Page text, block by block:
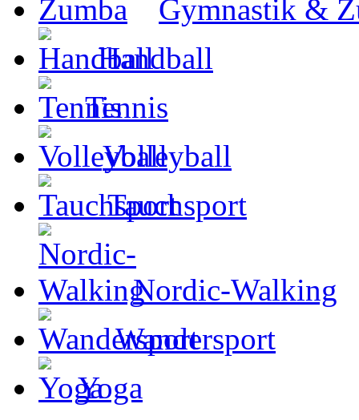
Gymnastik &
Handball
Tennis
Volleyball
Tauchsport
Nordic-Walking
Wandersport
Yoga